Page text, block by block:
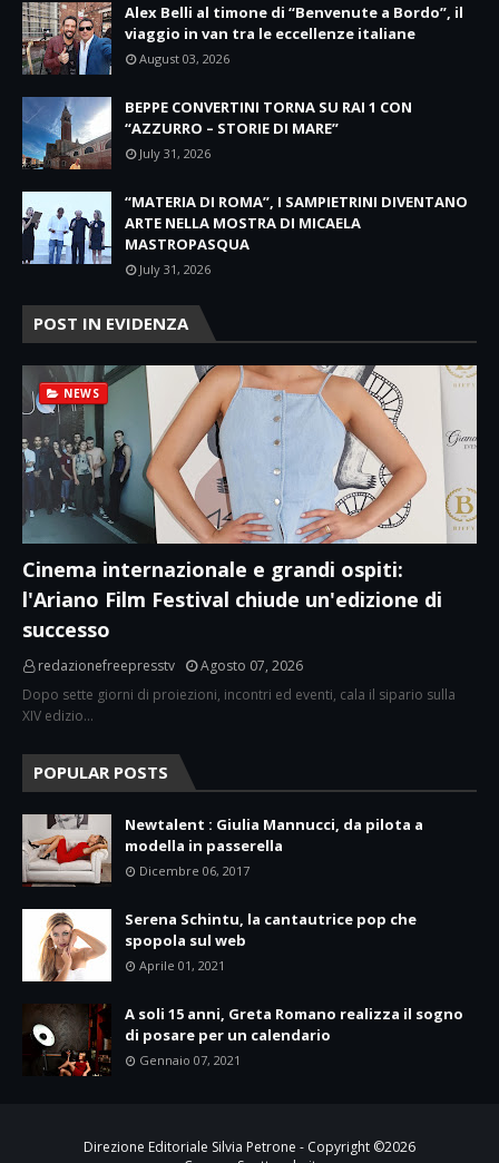
Alex Belli al timone di “Benvenute a Bordo”, il
viaggio in van tra le eccellenze italiane
August 03, 2026
BEPPE CONVERTINI TORNA SU RAI 1 CON
“AZZURRO – STORIE DI MARE”
July 31, 2026
“MATERIA DI ROMA”, I SAMPIETRINI DIVENTANO
ARTE NELLA MOSTRA DI MICAELA
MASTROPASQUA
July 31, 2026
POST IN EVIDENZA
NEWS
Cinema internazionale e grandi ospiti:
l'Ariano Film Festival chiude un'edizione di
successo
redazionefreepresstv
Agosto 07, 2026
Dopo sette giorni di proiezioni, incontri ed eventi, cala il sipario sulla
XIV edizio…
POPULAR POSTS
Newtalent : Giulia Mannucci, da pilota a
modella in passerella
Dicembre 06, 2017
Serena Schintu, la cantautrice pop che
spopola sul web
Aprile 01, 2021
A soli 15 anni, Greta Romano realizza il sogno
di posare per un calendario
Gennaio 07, 2021
Direzione Editoriale Silvia Petrone - Copyright ©2026